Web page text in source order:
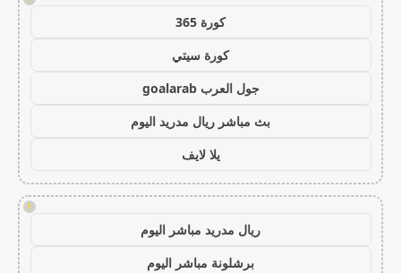
كورة 365
كورة سيتي
جول العرب goalarab
بث مباشر ريال مدريد اليوم
يلا لايف
!
ريال مدريد مباشر اليوم
برشلونة مباشر اليوم